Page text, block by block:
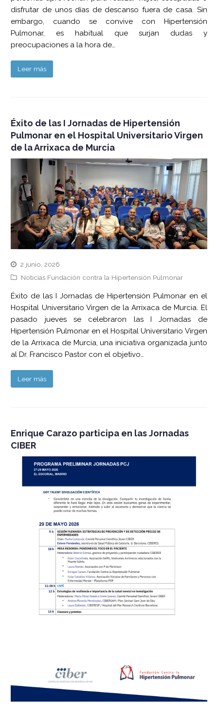
disfrutar de unos días de descanso fuera de casa. Sin
embargo, cuando se convive con Hipertensión
Pulmonar, es habitual que surjan dudas y
preocupaciones a la hora de…
Leer más
Éxito de las I Jornadas de Hipertensión
Pulmonar en el Hospital Universitario Virgen
de la Arrixaca de Murcia
2 junio, 2026
Noticias Fundación contra la Hipertensión Pulmonar
Éxito de las I Jornadas de Hipertensión Pulmonar en el
Hospital Universitario Virgen de la Arrixaca de Murcia. El
pasado jueves se celebraron las I Jornadas de
Hipertensión Pulmonar en el Hospital Universitario Virgen
de la Arrixaca de Murcia, una iniciativa organizada junto
al Dr. Francisco Pastor con el objetivo…
Leer más
Enrique Carazo participa en las Jornadas
CIBER